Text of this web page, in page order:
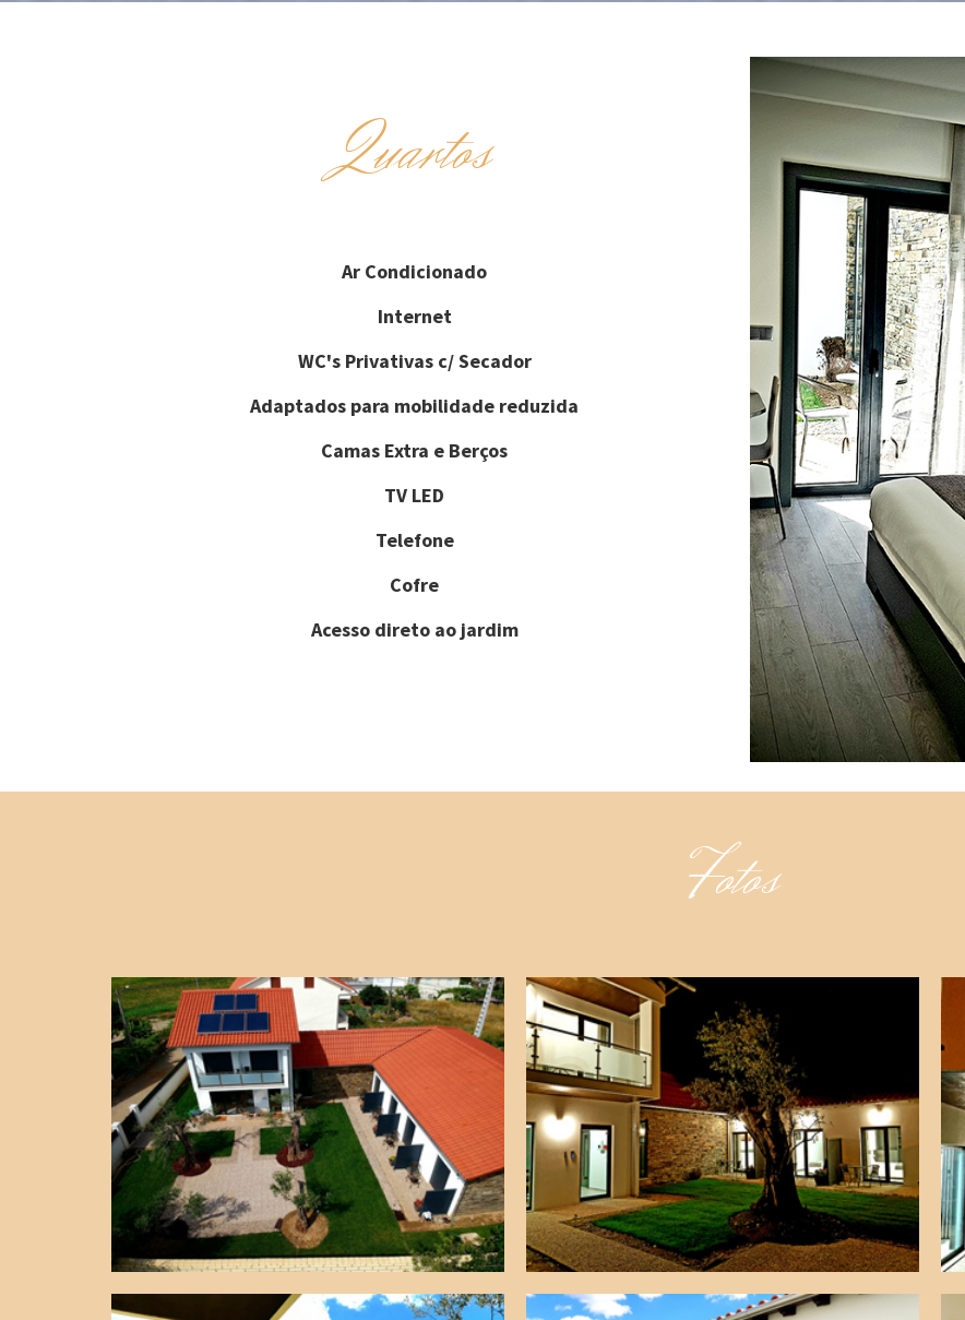
Quartos
Ar Condicionado
Internet
WC's Privativas c/ Secador
Adaptados para mobilidade reduzida
Camas Extra e Berços
TV LED
Telefone
Cofre
Acesso direto ao jardim
Fotos